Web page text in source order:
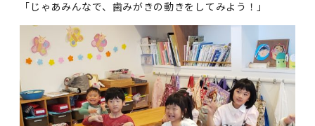
「じゃあみんなで、歯みがきの動きをしてみよう！」